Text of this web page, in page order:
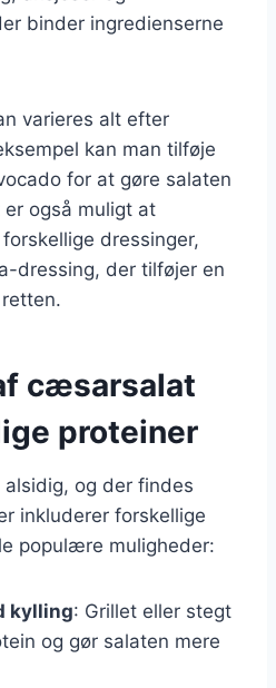
binder ingredienserne
varieres alt efter
kan man tilføje
for at gøre salaten
også muligt at
dressinger,
dressing, der tilføjer en
cæsarsalat
proteiner
og der findes
inkluderer forskellige
populære muligheder:
kylling: Grillet eller stegt
og gør salaten mere